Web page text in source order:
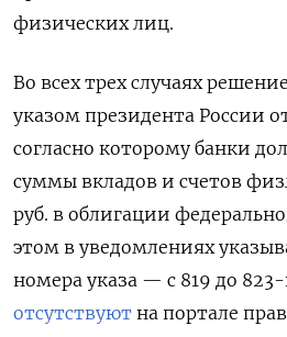
физических лиц.
Во всех трех случаях
указом президента России
согласно которому банки
суммы вкладов и счетов
руб. в облигации
этом в уведомлениях
номера указа — с 819 до
отсутствуют на портале